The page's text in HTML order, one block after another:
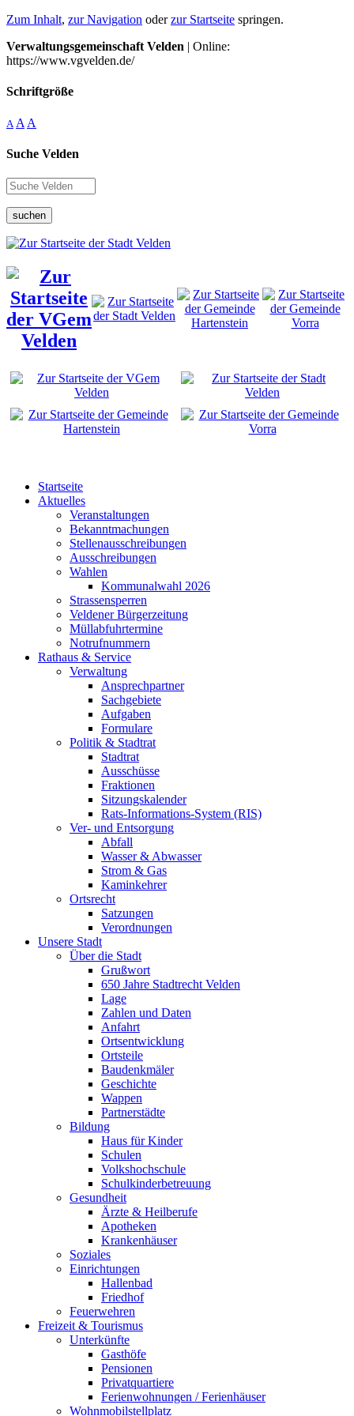
Zum Inhalt, zur Navigation oderzur Startseite springen.
Verwaltungsgemeinschaft Velden | Online:
https://www.vgvelden.de/
Schriftgröße
A A A
Suche Velden
suchen
Startseite
Aktuelles
Veranstaltungen
Bekanntmachungen
Stellenausschreibungen
Ausschreibungen
Wahlen
Kommunalwahl 2026
Strassensperren
Veldener Bürgerzeitung
Müllabfuhrtermine
Notrufnummern
Rathaus & Service
Verwaltung
Ansprechpartner
Sachgebiete
Aufgaben
Formulare
Politik & Stadtrat
Stadtrat
Ausschüsse
Fraktionen
Sitzungskalender
Rats-Informations-System (RIS)
Ver- und Entsorgung
Abfall
Wasser & Abwasser
Strom & Gas
Kaminkehrer
Ortsrecht
Satzungen
Verordnungen
Unsere Stadt
Über die Stadt
Grußwort
650 Jahre Stadtrecht Velden
Lage
Zahlen und Daten
Anfahrt
Ortsentwicklung
Ortsteile
Baudenkmäler
Geschichte
Wappen
Partnerstädte
Bildung
Haus für Kinder
Schulen
Volkshochschule
Schulkinderbetreuung
Gesundheit
Ärzte & Heilberufe
Apotheken
Krankenhäuser
Soziales
Einrichtungen
Hallenbad
Friedhof
Feuerwehren
Freizeit & Tourismus
Unterkünfte
Gasthöfe
Pensionen
Privatquartiere
Ferienwohnungen / Ferienhäuser
Wohnmobilstellplatz